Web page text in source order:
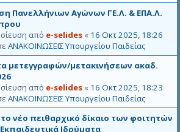
Πανελλήνιων Αγώνων ΓΕ.Λ. & ΕΠΑ.Λ.
από e-selides « 16 Οκτ 2025, 18:26
ΑΝΑΚΟΙΝΩΣΕΙΣ Υπουργείου Παιδείας
μετεγγραφών/μετακινήσεων ακαδ.
από e-selides « 16 Οκτ 2025, 18:23
ΑΝΑΚΟΙΝΩΣΕΙΣ Υπουργείου Παιδείας
το νέο πειθαρχικό δίκαιο των φοιτητών
Ιδρύματα